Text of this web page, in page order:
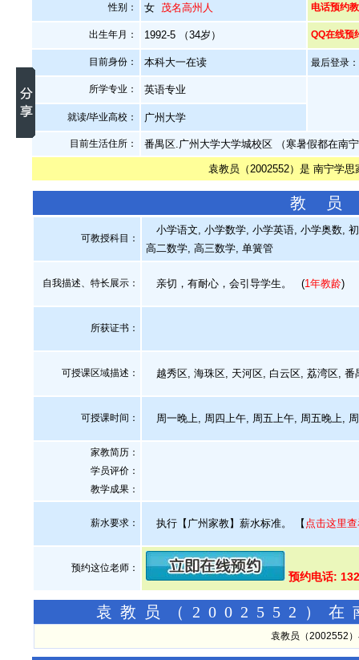
性别： 女 茂名高州人 电话预约
出生年月： 1992-5 （34岁） QQ在线预
目前身份： 本科大一在读 最后登录
所学专业： 英语专业
就读/毕业高校： 广州大学
目前生活住所： 番禺区.广州大学大学城校区 （寒暑假都在南
袁教员（2002552）是 南宁学思
教 员
可教授科目：
小学语文, 小学数学, 小学英语, 小学奥数,
高二数学, 高三数学, 单簧管
自我描述、特长展示 ： 亲切，有耐心，会引导学生。 (1年教龄)
所获证书 ：
可授课区域描述： 越秀区, 海珠区, 天河区, 白云区, 荔湾区, 番
可授课时间： 周一晚上, 周四上午, 周五上午, 周五晚上,
家教简历：
学员评价：
教学成果：
薪水要求： 执行【广州家教】薪水标准。 【 点击这里
预约这位老师：
预约电话:
袁教员（2002552）在
袁教员（2002552